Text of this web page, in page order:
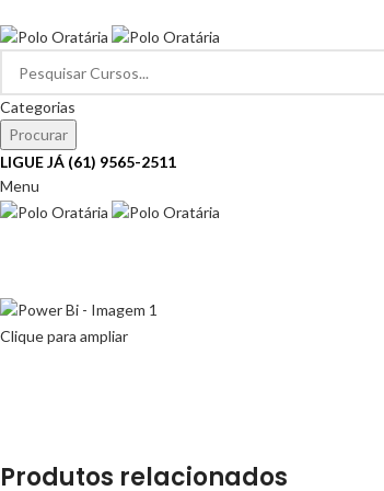
Categorias
Procurar
LIGUE JÁ (61) 9565-2511
Menu
Clique para ampliar
Produtos relacionados